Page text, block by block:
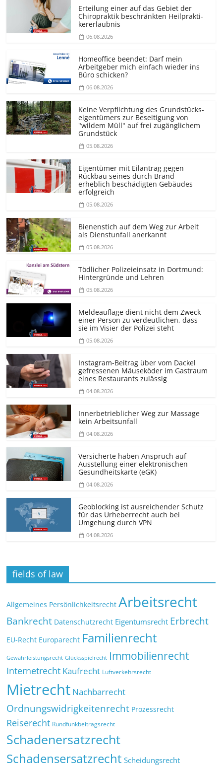
Erteilung einer auf das Gebiet der
Chiropraktik beschränkten Heilprakti­
kererlaubnis
06.08.2026
Homeoffice beendet: Darf mein
Arbeitgeber mich einfach wieder ins
Büro schicken?
06.08.2026
Keine Verpflichtung des Grundstücks­
eigentümers zur Beseitigung von
"wildem Müll" auf frei zugänglichem
Grundstück
05.08.2026
Eigentümer mit Eilantrag gegen
Rückbau seines durch Brand
erheblich beschädigten Gebäudes
erfolgreich
05.08.2026
Bienenstich auf dem Weg zur Arbeit
als Dienstunfall anerkannt
05.08.2026
Tödlicher Polizeieinsatz in Dortmund:
Hintergründe und Lehren
05.08.2026
Meldeauflage dient nicht dem Zweck
einer Person zu verdeutlichen, dass
sie im Visier der Polizei steht
05.08.2026
Instagram-Beitrag über vom Dackel
gefressenen Mäuseköder im Gastraum
eines Restaurants zulässig
04.08.2026
Innerbetrieblicher Weg zur Massage
kein Arbeitsunfall
04.08.2026
Versicherte haben Anspruch auf
Ausstellung einer elektronischen
Gesundheitskarte (eGK)
04.08.2026
Geoblocking ist ausreichender Schutz
für das Urheberrecht auch bei
Umgehung durch VPN
04.08.2026
fields of law
Allgemeines Persönlichkeitsrecht Arbeitsrecht
Bankrecht Datenschutzrecht Eigentumsrecht Erbrecht
EU-Recht Europarecht Familienrecht
Gewährleistungsrecht Glücksspielrecht Immobilienrecht
Internetrecht Kaufrecht Luftverkehrsrecht
Mietrecht Nachbarrecht
Ordnungswidrigkeitenrecht Prozessrecht
Reiserecht Rundfunkbeitragsrecht
Schadenersatzrecht
Schadensersatzrecht Scheidungsrecht